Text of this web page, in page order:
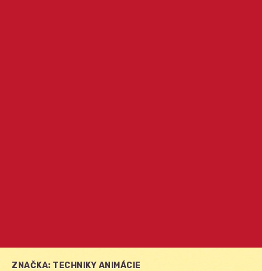
ZNAČKA: TECHNIKY ANIMÁCIE